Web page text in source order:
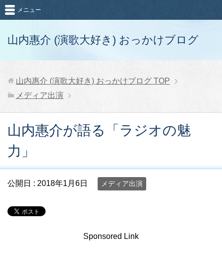
山内惠介 (演歌大好き) おっかけブログ
メニュー
山内惠介 (演歌大好き) おっかけブログ TOP
メディア出演
山内惠介が語る「ラジオの魅
力」
公開日 : 2018年1月6日 メディア出演
Sponsored Link